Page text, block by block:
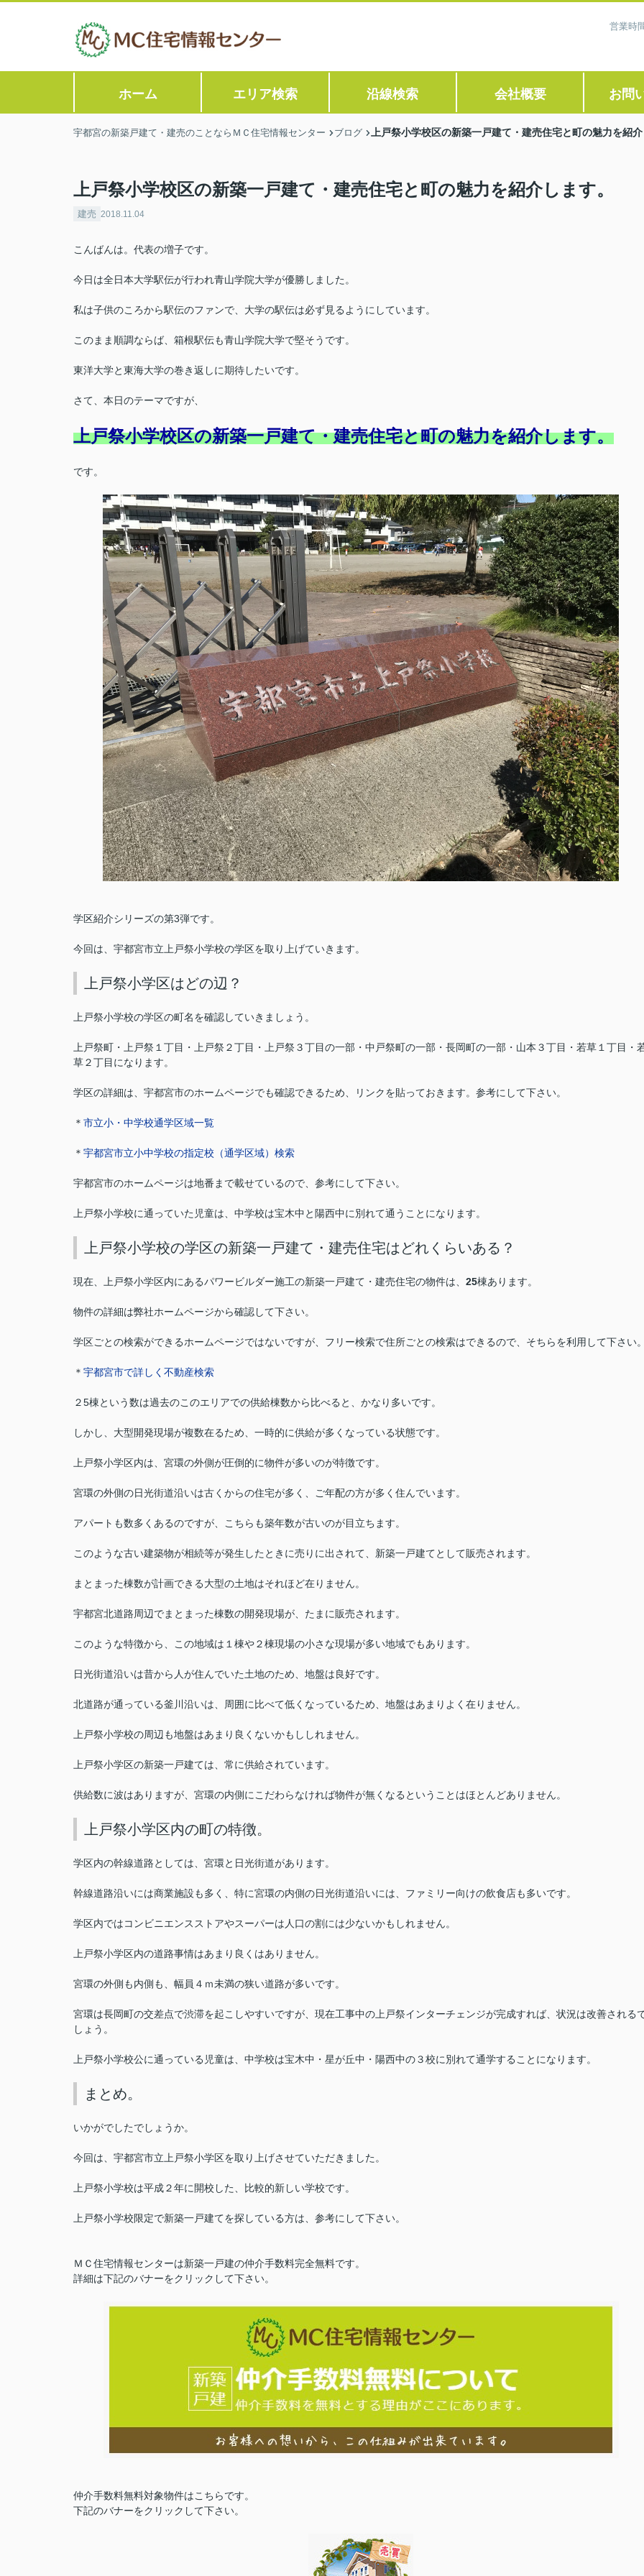
営業時
ホーム エリア検索 沿線検索 会社概要 お問
宇都宮の新築戸建て・建売のことならＭＣ住宅情報センター ブログ 上戸祭小学校区の新築一戸建て・建売住宅と町の魅力を紹
上戸祭小学校区の新築一戸建て・建売住宅と町の魅力を紹介します。
建売 2018.11.04
こんばんは。代表の増子です。
今日は全日本大学駅伝が行われ青山学院大学が優勝しました。
私は子供のころから駅伝のファンで、大学の駅伝は必ず見るようにしています。
このまま順調ならば、箱根駅伝も青山学院大学で堅そうです。
東洋大学と東海大学の巻き返しに期待したいです。
さて、本日のテーマですが、
上戸祭小学校区の新築一戸建て・建売住宅と町の魅力を紹介します。
です。
学区紹介シリーズの第3弾です。
今回は、宇都宮市立上戸祭小学校の学区を取り上げていきます。
上戸祭小学区はどの辺？
上戸祭小学校の学区の町名を確認していきましょう。
上戸祭町・上戸祭１丁目・上戸祭２丁目・上戸祭３丁目の一部・中戸祭町の一部・長岡町の一部・山本３丁目・若草１丁目・
草２丁目になります。
学区の詳細は、宇都宮市のホームページでも確認できるため、リンクを貼っておきます。参考にして下さい。
＊ 市立小・中学校通学区域一覧
＊ 宇都宮市立小中学校の指定校（通学区域）検索
宇都宮市のホームページは地番まで載せているので、参考にして下さい。
上戸祭小学校に通っていた児童は、中学校は宝木中と陽西中に別れて通うことになります。
上戸祭小学校の学区の新築一戸建て・建売住宅はどれくらいある？
現在、上戸祭小学区内にあるパワービルダー施工の新築一戸建て・建売住宅の物件は、 25棟あります。
物件の詳細は弊社ホームページから確認して下さい。
学区ごとの検索ができるホームページではないですが、フリー検索で住所ごとの検索はできるので、そちらを利用して下さい
＊ 宇都宮市で詳しく不動産検索
２5棟という数は過去のこのエリアでの供給棟数から比べると、かなり多いです。
しかし、大型開発現場が複数在るため、一時的に供給が多くなっている状態です。
上戸祭小学区内は、宮環の外側が圧倒的に物件が多いのが特徴です。
宮環の外側の日光街道沿いは古くからの住宅が多く、ご年配の方が多く住んでいます。
アパートも数多くあるのですが、こちらも築年数が古いのが目立ちます。
このような古い建築物が相続等が発生したときに売りに出されて、新築一戸建てとして販売されます。
まとまった棟数が計画できる大型の土地はそれほど在りません。
宇都宮北道路周辺でまとまった棟数の開発現場が、たまに販売されます。
このような特徴から、この地域は１棟や２棟現場の小さな現場が多い地域でもあります。
日光街道沿いは昔から人が住んでいた土地のため、地盤は良好です。
北道路が通っている釜川沿いは、周囲に比べて低くなっているため、地盤はあまりよく在りません。
上戸祭小学校の周辺も地盤はあまり良くないかもししれません。
上戸祭小学区の新築一戸建ては、常に供給されています。
供給数に波はありますが、宮環の内側にこだわらなければ物件が無くなるということはほとんどありません。
上戸祭小学区内の町の特徴。
学区内の幹線道路としては、宮環と日光街道があります。
幹線道路沿いには商業施設も多く、特に宮環の内側の日光街道沿いには、ファミリー向けの飲食店も多いです。
学区内ではコンビニエンスストアやスーパーは人口の割には少ないかもしれません。
上戸祭小学区内の道路事情はあまり良くはありません。
宮環の外側も内側も、幅員４ｍ未満の狭い道路が多いです。
宮環は長岡町の交差点で渋滞を起こしやすいですが、現在工事中の上戸祭インターチェンジが完成すれば、状況は改善される
しょう。
上戸祭小学校公に通っている児童は、中学校は宝木中・星が丘中・陽西中の３校に別れて通学することになります。
まとめ。
いかがでしたでしょうか。
今回は、宇都宮市立上戸祭小学区を取り上げさせていただきました。
上戸祭小学校は平成２年に開校した、比較的新しい学校です。
上戸祭小学校限定で新築一戸建てを探している方は、参考にして下さい。
ＭＣ住宅情報センターは新築一戸建の仲介手数料完全無料です。
詳細は下記のバナーをクリックして下さい。
仲介手数料無料対象物件はこちらです。
下記のバナーをクリックして下さい。